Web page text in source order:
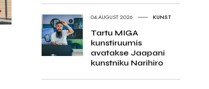
04.AUGUST 2026 KUNST
Tartu MIGA
kunstiruumis
avatakse Jaapani
kunstniku Narihiro